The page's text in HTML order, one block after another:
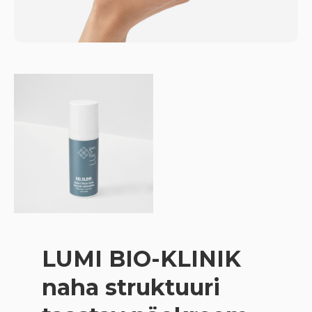
LUMI BIO-KLINIK
naha struktuuri